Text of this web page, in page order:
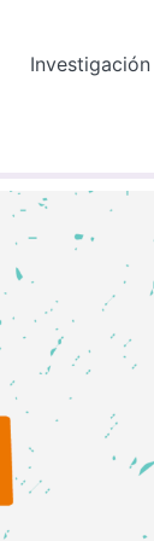
Investigación